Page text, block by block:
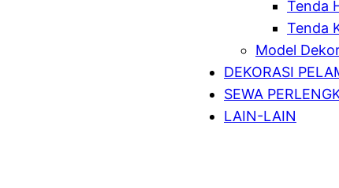
Tenda
Tenda
Model
DEKORASI
SEWA
LAIN-LAIN